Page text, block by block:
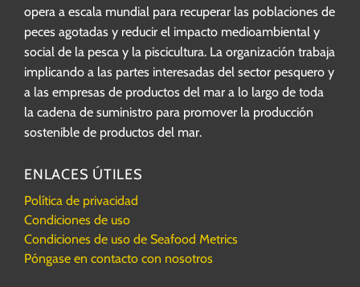
opera a escala mundial para recuperar las poblaciones de
peces agotadas y reducir el impacto medioambiental y
social de la pesca y la piscicultura. La organización trabaja
implicando a las partes interesadas del sector pesquero y
a las empresas de productos del mar a lo largo de toda
la cadena de suministro para promover la producción
sostenible de productos del mar.
ENLACES ÚTILES
Política de privacidad
Condiciones de uso
Condiciones de uso de Seafood Metrics
Póngase en contacto con nosotros